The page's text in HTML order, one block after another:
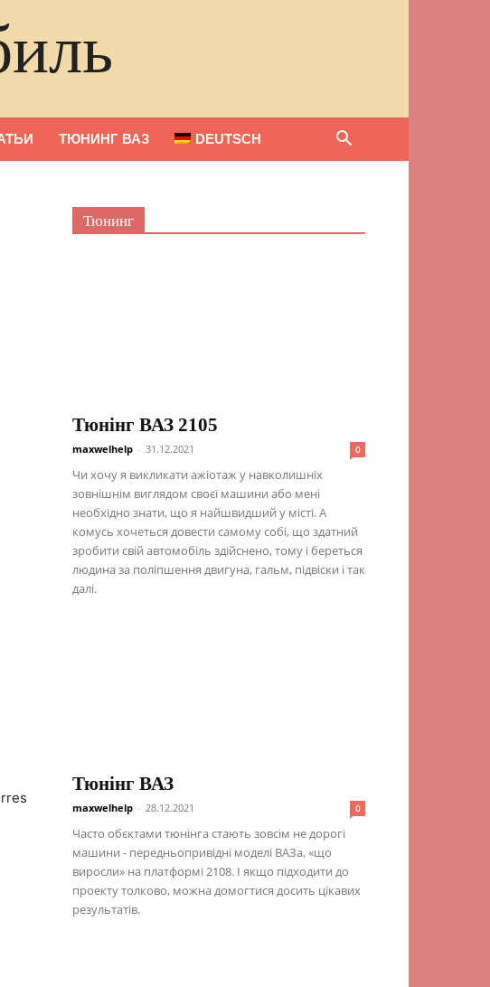
ТЮНИНГ ВАЗ DEUTSCH
Тюнинг
Тюнінг ВАЗ 2105
maxwelhelp - 31.12.2021 0
Чи хочу я викликати ажіотаж у навколишніх
зовнішнім виглядом своєї машини або мені
необхідно знати, що я найшвидший у місті. А
комусь хочеться довести самому собі, що здатний
зробити свій автомобіль здійснено, тому і береться
людина за поліпшення двигуна, гальм, підвіски і так
далі.
Тюнінг ВАЗ
maxwelhelp - 28.12.2021 0
Часто обєктами тюнінга стають зовсім не дорогі
машини - передньопривідні моделі ВАЗа, «що
виросли» на платформі 2108. І якщо підходити до
проекту толково, можна домогтися досить цікавих
результатів.